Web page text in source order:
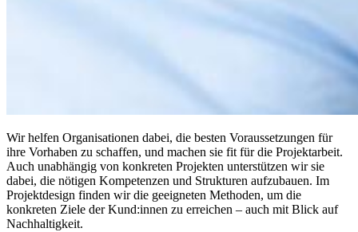
Wir helfen Organisationen dabei, die besten Voraussetzungen für
ihre Vorhaben zu schaffen, und machen sie fit für die Projektarbeit.
Auch unabhängig von konkreten Projekten unterstützen wir sie
dabei, die nötigen Kompetenzen und Strukturen aufzubauen. Im
Projektdesign finden wir die geeigneten Methoden, um die
konkreten Ziele der Kund:innen zu erreichen – auch mit Blick auf
Nachhaltigkeit.